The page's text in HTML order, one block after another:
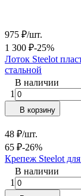
975 ₽/шт.
1 300 ₽-25%
Лоток Steelot
стальной
В наличии
1
В корзину
48 ₽/шт.
65 ₽-26%
Крепеж Steelot
В наличии
1